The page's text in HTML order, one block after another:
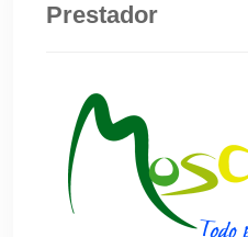
Prestador